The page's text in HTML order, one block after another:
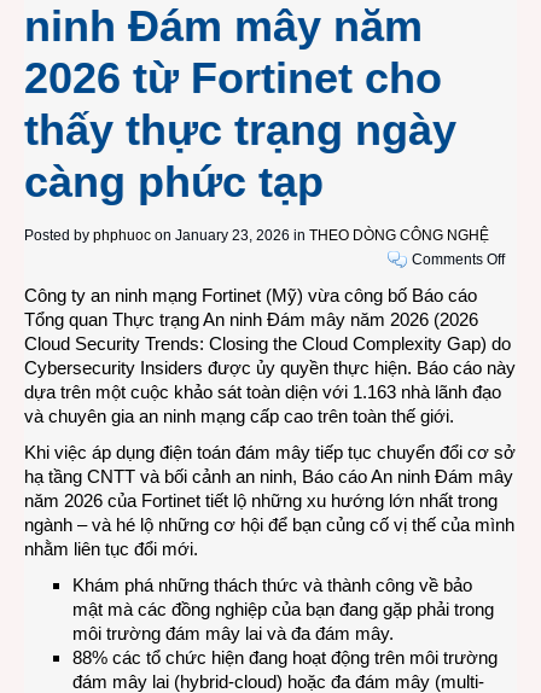
ninh Đám mây năm
2026 từ Fortinet cho
thấy thực trạng ngày
càng phức tạp
Posted by phphuoc on January 23, 2026 in THEO DÒNG CÔNG NGHỆ
Comments Offon
quan
An
mây
năm
từ
Công ty an ninh mạng Fortinet (Mỹ) vừa công bố Báo cáo
Tổng quan Thực trạng An ninh Đám mây năm 2026 (2026
Cloud Security Trends: Closing the Cloud Complexity Gap) do
Cybersecurity Insiders được ủy quyền thực hiện. Báo cáo này
dựa trên một cuộc khảo sát toàn diện với 1.163 nhà lãnh đạo
và chuyên gia an ninh mạng cấp cao trên toàn thế giới.
Khi việc áp dụng điện toán đám mây tiếp tục chuyển đổi cơ sở
hạ tầng CNTT và bối cảnh an ninh, Báo cáo An ninh Đám mây
năm 2026 của Fortinet tiết lộ những xu hướng lớn nhất trong
ngành – và hé lộ những cơ hội để bạn củng cố vị thế của mình
nhằm liên tục đổi mới.
Khám phá những thách thức và thành công về bảo
mật mà các đồng nghiệp của bạn đang gặp phải trong
môi trường đám mây lai và đa đám mây.
88% các tổ chức hiện đang hoạt động trên môi trường
đám mây lai (hybrid-cloud) hoặc đa đám mây (multi-